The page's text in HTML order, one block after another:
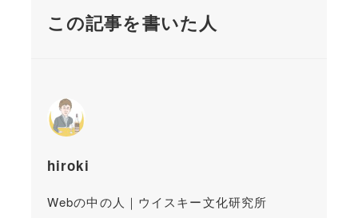
この記事を書いた人
hiroki
Webの中の人｜ウイスキー文化研究所